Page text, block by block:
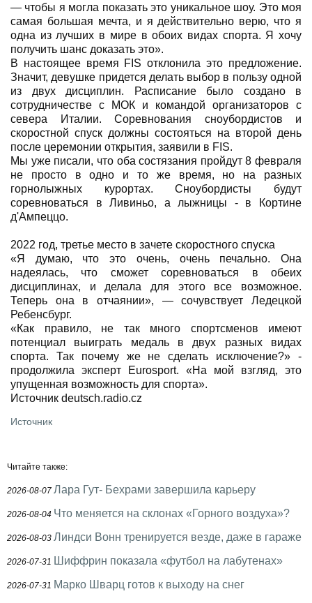
— чтобы я могла показать это уникальное шоу. Это моя
самая большая мечта, и я действительно верю, что я
одна из лучших в мире в обоих видах спорта. Я хочу
получить шанс доказать это».
В настоящее время FIS отклонила это предложение.
Значит, девушке придется делать выбор в пользу одной
из двух дисциплин. Расписание было создано в
сотрудничестве с МОК и командой организаторов с
севера Италии. Соревнования сноубордистов и
скоростной спуск должны состояться на второй день
после церемонии открытия, заявили в FIS.
Мы уже писали, что оба состязания пройдут 8 февраля
не просто в одно и то же время, но на разных
горнолыжных курортах. Сноубордисты будут
соревноваться в Ливиньо, а лыжницы - в Кортине
д'Ампеццо.
2022 год, третье место в зачете скоростного спуска
«Я думаю, что это очень, очень печально. Она
надеялась, что сможет соревноваться в обеих
дисциплинах, и делала для этого все возможное.
Теперь она в отчаянии», — сочувствует Ледецкой
Ребенсбург.
«Как правило, не так много спортсменов имеют
потенциал выиграть медаль в двух разных видах
спорта. Так почему же не сделать исключение?» -
продолжила эксперт Eurosport. «На мой взгляд, это
упущенная возможность для спорта».
Источник deutsch.radio.cz
Источник
Читайте также:
2026-08-07 Лара Гут- Бехрами завершила карьеру
2026-08-04 Что меняется на склонах «Горного воздуха»?
2026-08-03 Линдси Вонн тренируется везде, даже в гараже
2026-07-31 Шиффрин показала «футбол на лабутенах»
2026-07-31 Марко Шварц готов к выходу на снег